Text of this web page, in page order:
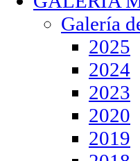
Galería
2025
2024
2023
2020
2019